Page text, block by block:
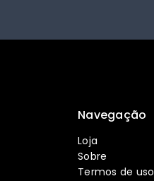
Navegação
Loja
Sobre
Termos de uso